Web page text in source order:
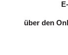
über den